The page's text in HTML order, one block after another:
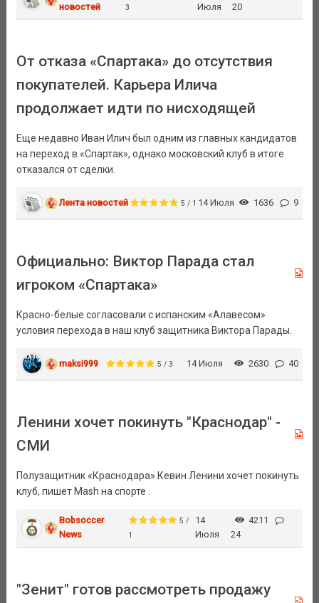
новостей
3
Июля
20
От отказа «Спартака» до отсутствия
покупателей. Карьера Илича
продолжает идти по нисходящей
Еще недавно Иван Илич был одним из главных кандидатов
на переход в «Спартак», однако московский клуб в итоге
отказался от сделки.
Лента новостей 5 / 1 14 Июля 1636 9
Официально: Виктор Парада стал
игроком «Спартака»
Красно-белые согласовали с испанским «Алавесом»
условия перехода в наш клуб защитника Виктора Парады.
maksi999 5 / 3 14 Июля 2630 40
Ленини хочет покинуть "Краснодар" -
СМИ
Полузащитник «Краснодара» Кевин Ленини хочет покинуть
клуб, пишет Mash на спорте .
Bobsoccer
News
5 /
1
14
Июля
4211
24
"Зенит" готов рассмотреть продажу